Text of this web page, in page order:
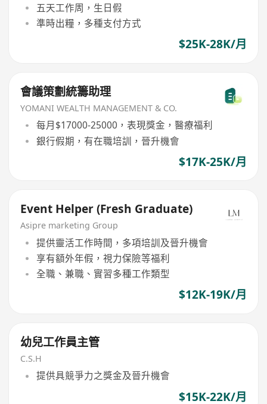
五天工作周，生日假
準時出糧，多種支付方式
$25K-28K/月
會議策劃統籌助理
YOMANI WEALTH MANAGEMENT & CO.
每月$17000-25000，表現獎金，醫療福利
銀行假期，有在職培訓，晉升機會
$17K-25K/月
Event Helper (Fresh Graduate)
Asipre marketing Group
提供靈活工作時間，多項培訓及晉升機會
享有額外年假，視力保險等福利
全職、兼職、實習多種工作類型
$12K-19K/月
幼兒工作員主管
C.S.H
提供具競爭力之獎金及晉升機會
$15K-22K/月